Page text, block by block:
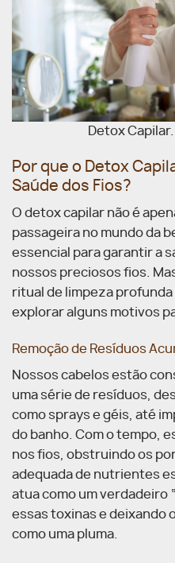
Detox
Por que o Detox
Saúde dos Fios?
O detox capilar não é
passageira no mundo da
essencial para garantir a
nossos preciosos fios.
ritual de limpeza
explorar alguns motivos
Remoção de Resíduos
Nossos cabelos estão
uma série de resíduos,
como sprays e géis, até
do banho. Com o tempo,
nos fios, obstruindo os
adequada de nutrientes
atua como um verdadeiro
essas toxinas e deixando
como uma pluma.